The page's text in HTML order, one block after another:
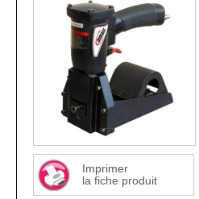
Imprimer
la fiche produit